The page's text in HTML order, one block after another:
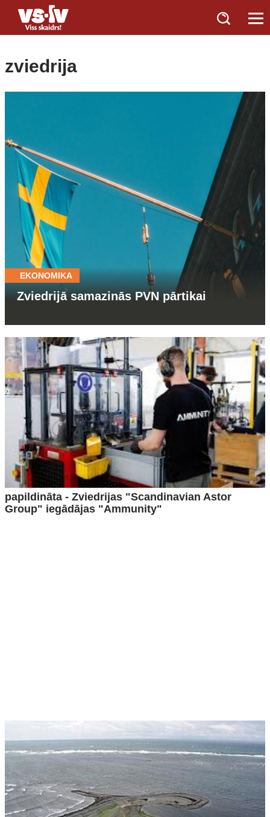
zviedrija
EKONOMIKA
Zviedrijā samazinās PVN pārtikai
papildināta - Zviedrijas "Scandinavian Astor
Group" iegādājas "Ammunity"